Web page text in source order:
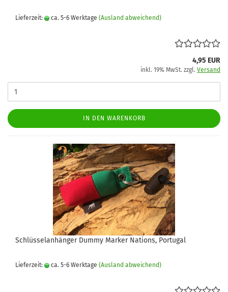
Lieferzeit: ca. 5-6 Werktage (Ausland abweichend)
4,95 EUR
inkl. 19% MwSt. zzgl. Versand
IN DEN WARENKORB
Schlüsselanhänger Dummy Marker Nations, Portugal
Lieferzeit: ca. 5-6 Werktage (Ausland abweichend)